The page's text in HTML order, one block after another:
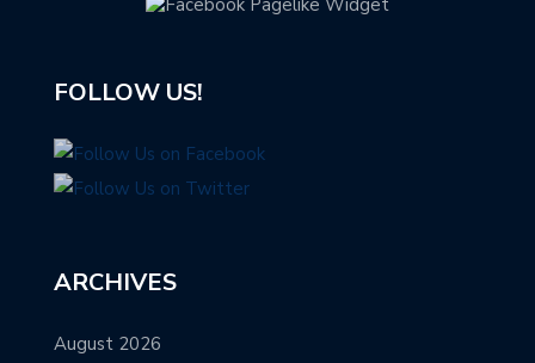
FOLLOW US!
ARCHIVES
August 2026